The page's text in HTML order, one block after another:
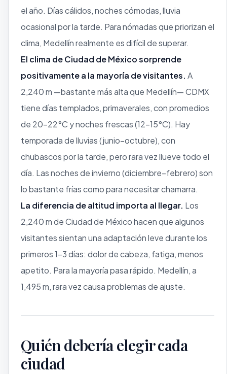
el año. Días cálidos, noches cómodas, lluvia
ocasional por la tarde. Para nómadas que priorizan el
clima, Medellín realmente es difícil de superar.
El clima de Ciudad de México sorprende
positivamente a la mayoría de visitantes. A
2,240 m —bastante más alta que Medellín— CDMX
tiene días templados, primaverales, con promedios
de 20–22°C y noches frescas (12–15°C). Hay
temporada de lluvias (junio–octubre), con
chubascos por la tarde, pero rara vez llueve todo el
día. Las noches de invierno (diciembre–febrero) son
lo bastante frías como para necesitar chamarra.
La diferencia de altitud importa al llegar. Los
2,240 m de Ciudad de México hacen que algunos
visitantes sientan una adaptación leve durante los
primeros 1–3 días: dolor de cabeza, fatiga, menos
apetito. Para la mayoría pasa rápido. Medellín, a
1,495 m, rara vez causa problemas de ajuste.
Quién debería elegir cada
ciudad